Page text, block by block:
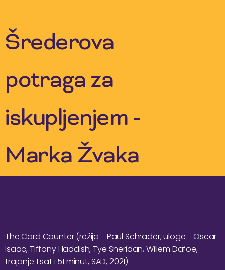
Šrederova
potraga za
iskupljenjem -
Marka Žvaka
The Card Counter (režija - Paul Schrader, uloge - Oscar
Isaac, Tiffany Haddish, Tye Sheridan, Willem Dafoe,
trajanje 1 sat i 51 minut, SAD, 2021)